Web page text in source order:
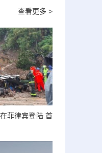
查看更多 >
菲律宾登陆 首